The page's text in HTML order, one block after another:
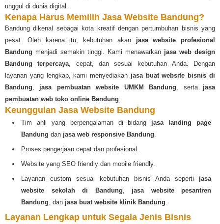
unggul di dunia digital.
Kenapa Harus Memilih Jasa Website Bandung?
Bandung dikenal sebagai kota kreatif dengan pertumbuhan bisnis yang
pesat. Oleh karena itu, kebutuhan akan jasa website profesional
Bandung menjadi semakin tinggi. Kami menawarkan jasa web design
Bandung terpercaya, cepat, dan sesuai kebutuhan Anda. Dengan
layanan yang lengkap, kami menyediakan jasa buat website bisnis di
Bandung, jasa pembuatan website UMKM Bandung, serta jasa
pembuatan web toko online Bandung.
Keunggulan Jasa Website Bandung
Tim ahli yang berpengalaman di bidang jasa landing page
Bandung dan jasa web responsive Bandung.
Proses pengerjaan cepat dan profesional.
Website yang SEO friendly dan mobile friendly.
Layanan custom sesuai kebutuhan bisnis Anda seperti jasa
website sekolah di Bandung, jasa website pesantren
Bandung, dan jasa buat website klinik Bandung.
Layanan Lengkap untuk Segala Jenis Bisnis